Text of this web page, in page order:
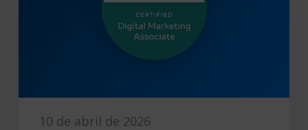
10 de abril de 2026